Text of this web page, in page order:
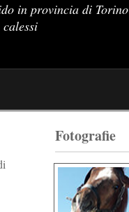
in provincia di Torino
Fotografie